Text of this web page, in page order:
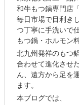
和牛もつ鍋専門店
毎日市場で目利き
つ丁寧に手洗いで
もつ鍋・ホルモン
北九州発祥のもつ
合わせて進化させ
ん、遠方から足を
ます。
本ブログでは、